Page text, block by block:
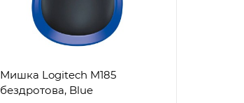
Мишка Logitech M185
бездротова, Blue